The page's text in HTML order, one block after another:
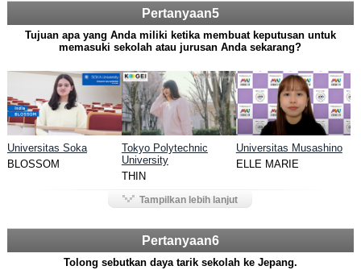
Pertanyaan5
Tujuan apa yang Anda miliki ketika membuat keputusan untuk
memasuki sekolah atau jurusan Anda sekarang?
Universitas Soka
BLOSSOM
Tokyo Polytechnic
University
THIN
Universitas Musashino
ELLE MARIE
Tampilkan lebih lanjut
Pertanyaan6
Tolong sebutkan daya tarik sekolah ke Jepang.